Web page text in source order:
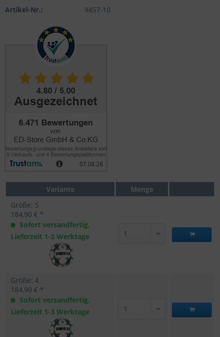
Artikel-Nr.: 9457-10
Variante
Menge
Größe: 5
184,90 € *
Sofort versandfertig,
Lieferzeit 1-3 Werktage
Größe: 4
184,90 € *
Sofort versandfertig,
Lieferzeit 1-3 Werktage